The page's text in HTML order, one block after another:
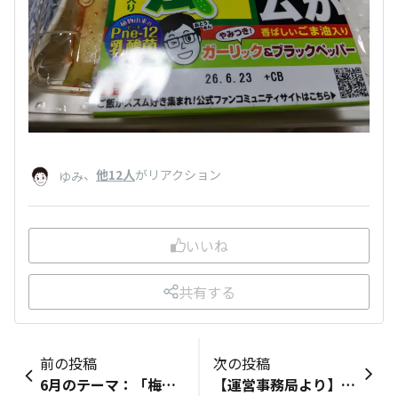
ゆみ、 他12人がリアクション
いいね
共有する
前の投稿
6月のテーマ：「梅雨に食べたくなるもの☔」食べたいというか、飲みたいというか、お酢ドリンクです！さっぱり甘酸っぱい感じ。鶏のさっぱり煮とか、ポン酢もいっぱい使います。
次の投稿
【運営事務局より】クイズの正解を発表しました！第12回目のクイズススムくんの好きなスポーツはなんでしょう？についての正解を発表しました💡皆さま、予想はどうでしたでしょうか？次回のクイズもお楽しみに😆▽該当のクイズページhttps://www.shokudo.pickles.co.jp/announcements/iahdfvrdldnrxbbk